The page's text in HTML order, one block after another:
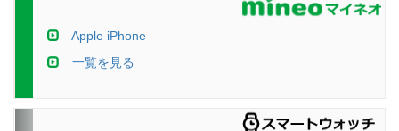
Apple iPhone
一覧を見る